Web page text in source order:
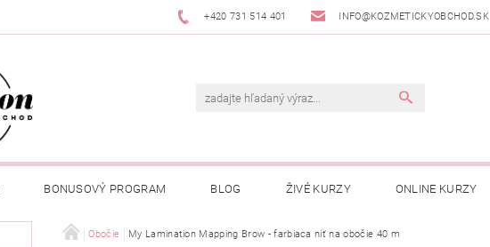
+420 731 514 401 INFO@KOZMETICKYOBCHOD.SK
BONUSOVÝ PROGRAM BLOG ŽIVÉ KURZY ONLINE KURZY
Obočie My Lamination Mapping Brow - farbiaca niť na obočie 40 m